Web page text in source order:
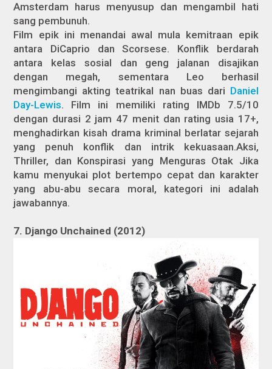
Amsterdam harus menyusup dan mengambil hati
sang pembunuh.
Film epik ini menandai awal mula kemitraan epik
antara DiCaprio dan Scorsese. Konflik berdarah
antara kelas sosial dan geng jalanan disajikan
dengan megah, sementara Leo berhasil
mengimbangi akting teatrikal nan buas dari Daniel
Day-Lewis. Film ini memiliki rating IMDb 7.5/10
dengan durasi 2 jam 47 menit dan rating usia 17+,
menghadirkan kisah drama kriminal berlatar sejarah
yang penuh konflik dan intrik kekuasaan.Aksi,
Thriller, dan Konspirasi yang Menguras Otak Jika
kamu menyukai plot bertempo cepat dan karakter
yang abu-abu secara moral, kategori ini adalah
jawabannya.
7. Django Unchained (2012)